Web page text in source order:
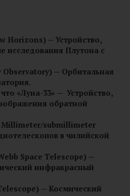
Horizons) — Устройство,
исследования Плутона с
Observatory) — Орбитальная
«Луна-33» — Устройство,
обратной
Millimeter/submillimeter
в чилийской
Space Telescope) —
инфракрасный
— Космический